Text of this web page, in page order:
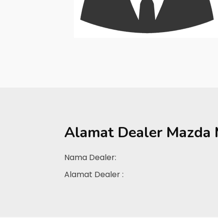
Alamat Dealer Mazda
Nama Dealer:
Alamat Dealer :